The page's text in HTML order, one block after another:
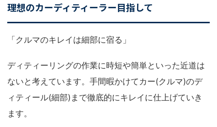
理想のカーディティーラー目指して
「クルマのキレイは細部に宿る」
ディティーリングの作業に時短や簡単といった近道は
ないと考えています。手間暇かけてカー(クルマ)のデ
ィティール(細部)まで徹底的にキレイに仕上げていき
ます。